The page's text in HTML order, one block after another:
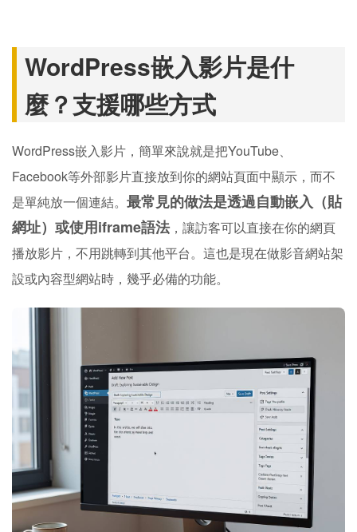
WordPress嵌入影片是什
麼？支援哪些方式
WordPress嵌入影片，簡單來說就是把YouTube、
Facebook等外部影片直接放到你的網站頁面中顯示，而不
是單純放一個連結。 最常見的做法是透過自動嵌入（貼
網址）或使用iframe語法，讓訪客可以直接在你的網頁
播放影片，不用跳轉到其他平台。這也是現在做影音網站架
設或內容型網站時，幾乎必備的功能。